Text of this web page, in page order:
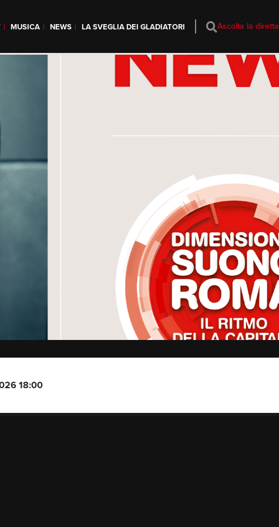
MUSICA NEWS LA SVEGLIA DEI GLADIATORI Ascolta la diretta
18:00